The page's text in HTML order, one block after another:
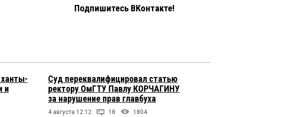
Подпишитесь ВКонтакте!
и
Суд переквалифицировал статью
ректору ОмГТУ Павлу КОРЧАГИНУ
за нарушение прав главбуха
4 августа 12:12 18 1804